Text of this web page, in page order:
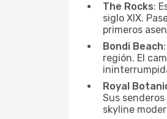
The Rocks:
siglo XIX.
primeros
Bondi Beach
región. El
Royal
Sus
skyline